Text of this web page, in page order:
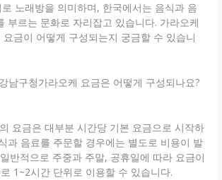
노래방을 의미하며, 한국에서는 음식과 음
부르는 문화로 자리잡고 있습니다. 가라오케
금이 어떻게 구성되는지 궁금할 수 있습니
남구청가라오케 요금은 어떻게 구성되나요?
요금은 대부분 시간당 기본 요금으로 시작하
과 음료를 주문할 경우에는 별도로 비용이 발
반적으로 주중과 주말, 공휴일에 따라 요금이
1~2시간 단위로 이용할 수 있습니다.